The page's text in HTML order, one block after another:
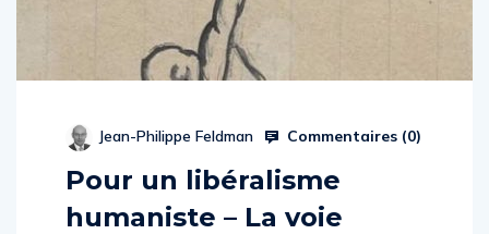
Jean-Philippe Feldman Commentaires (0)
Pour un libéralisme
humaniste – La voie